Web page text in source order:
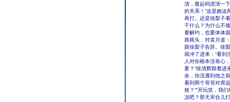
清，最起码澄清一
的关系！”这是她这
再打。还是徐梨子
干什么？为什么不
要解约，也要体体
摇摇头，对袁月道
跟徐梨子告辞。徐
就冲了进来：“看到
人对你根本没有心
要？”徐清辉跟着进
余，你没遇到他之
看到两个哥哥对席
烦？”“开玩笑，我
况吧？那天宋合儿